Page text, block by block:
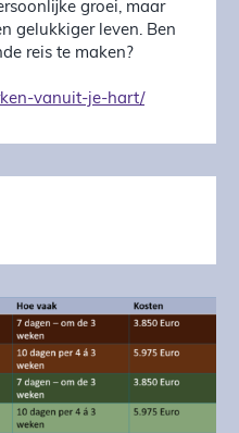
groei, maar
gelukkiger leven. Ben
reis te maken?
vanuit-je-hart/